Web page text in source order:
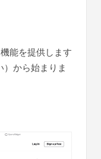
能を提供します
から始まりま